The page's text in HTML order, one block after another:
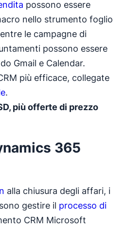
possono essere
nello strumento foglio
le campagne di
possono essere
Gmail e Calendar.
più efficace, collegate
.
più offerte di prezzo
365
alla chiusura degli affari, i
gestire il processo di
CRM Microsoft